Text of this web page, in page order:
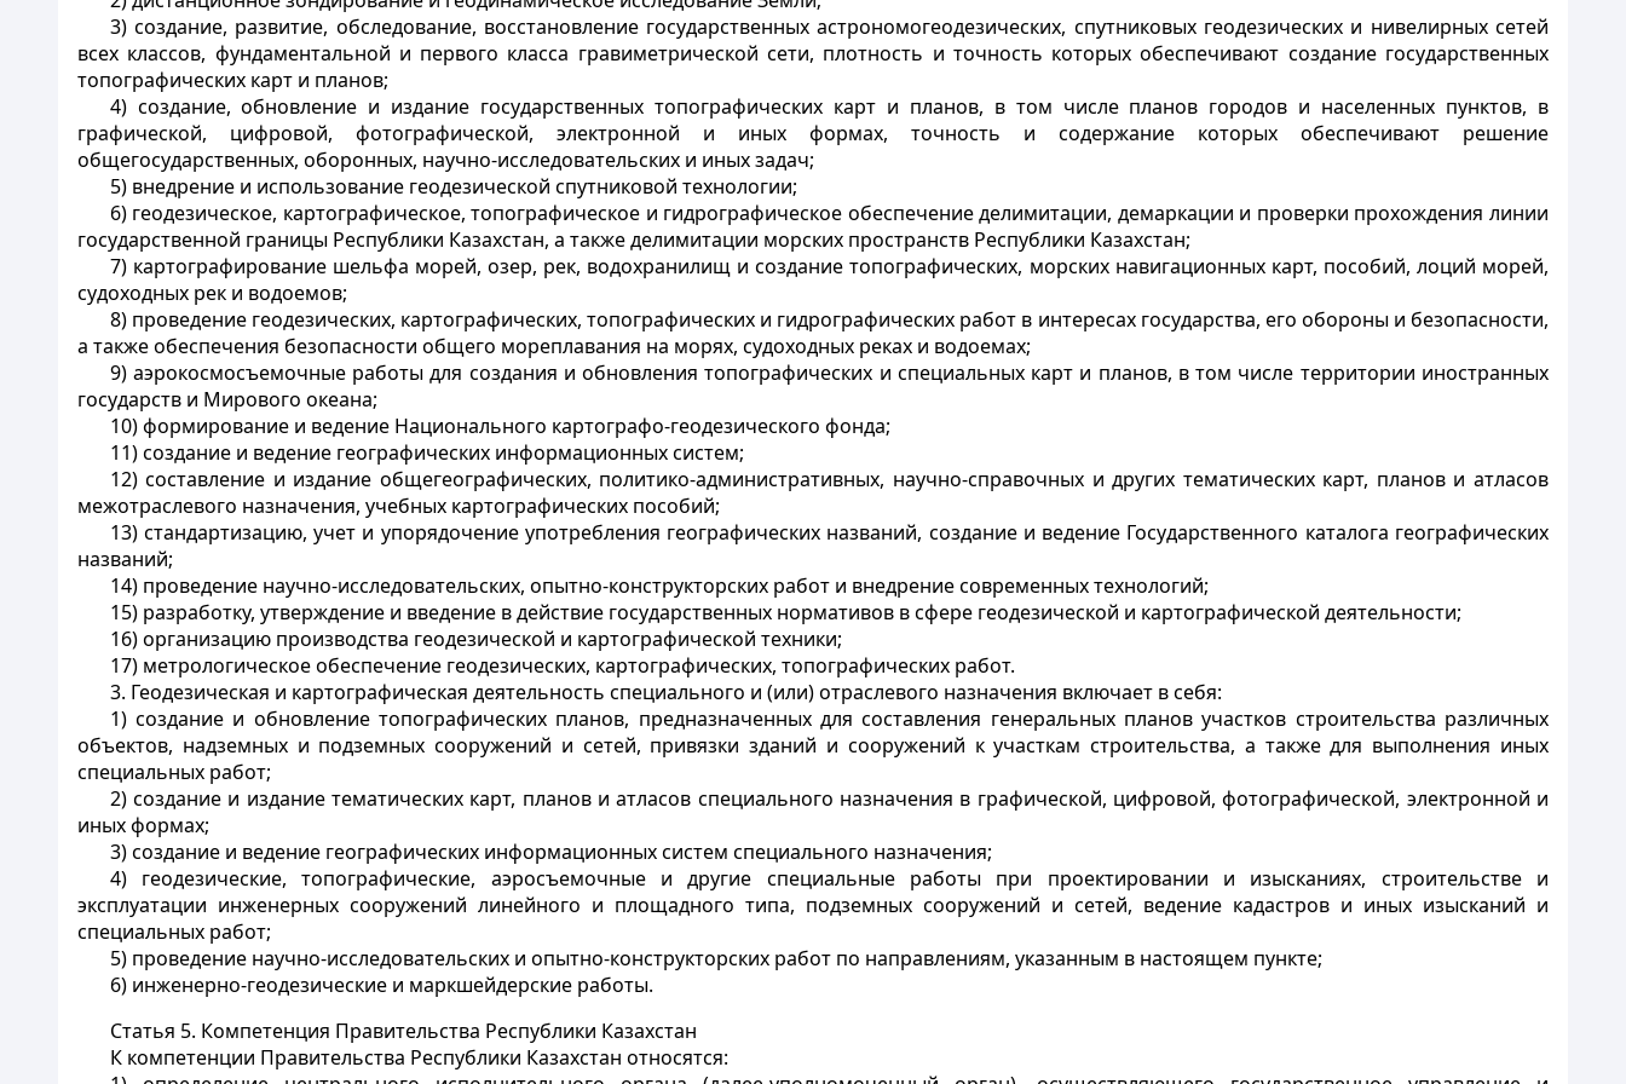
3) создание, развитие, обследование, восстановление государственных астрономогеодезических, спутниковых геодезических и нивелирных сетей
всех классов, фундаментальной и первого класса гравиметрической сети, плотность и точность которых обеспечивают создание государственных
топографических карт и планов;
4) создание, обновление и издание государственных топографических карт и планов, в том числе планов городов и населенных пунктов, в
графической, цифровой, фотографической, электронной и иных формах, точность и содержание которых обеспечивают решение
общегосударственных, оборонных, научно-исследовательских и иных задач;
5) внедрение и использование геодезической спутниковой технологии;
6) геодезическое, картографическое, топографическое и гидрографическое обеспечение делимитации, демаркации и проверки прохождения линии
государственной границы Республики Казахстан, а также делимитации морских пространств Республики Казахстан;
7) картографирование шельфа морей, озер, рек, водохранилищ и создание топографических, морских навигационных карт, пособий, лоций морей,
судоходных рек и водоемов;
8) проведение геодезических, картографических, топографических и гидрографических работ в интересах государства, его обороны и безопасности,
а также обеспечения безопасности общего мореплавания на морях, судоходных реках и водоемах;
9) аэрокосмосъемочные работы для создания и обновления топографических и специальных карт и планов, в том числе территории иностранных
государств и Мирового океана;
10) формирование и ведение Национального картографо-геодезического фонда;
11) создание и ведение географических информационных систем;
12) составление и издание общегеографических, политико-административных, научно-справочных и других тематических карт, планов и атласов
межотраслевого назначения, учебных картографических пособий;
13) стандартизацию, учет и упорядочение употребления географических названий, создание и ведение Государственного каталога географических
названий;
14) проведение научно-исследовательских, опытно-конструкторских работ и внедрение современных технологий;
15) разработку, утверждение и введение в действие государственных нормативов в сфере геодезической и картографической деятельности;
16) организацию производства геодезической и картографической техники;
17) метрологическое обеспечение геодезических, картографических, топографических работ.
3. Геодезическая и картографическая деятельность специального и (или) отраслевого назначения включает в себя:
1) создание и обновление топографических планов, предназначенных для составления генеральных планов участков строительства различных
объектов, надземных и подземных сооружений и сетей, привязки зданий и сооружений к участкам строительства, а также для выполнения иных
специальных работ;
2) создание и издание тематических карт, планов и атласов специального назначения в графической, цифровой, фотографической, электронной и
иных формах;
3) создание и ведение географических информационных систем специального назначения;
4) геодезические, топографические, аэросъемочные и другие специальные работы при проектировании и изысканиях, строительстве и
эксплуатации инженерных сооружений линейного и площадного типа, подземных сооружений и сетей, ведение кадастров и иных изысканий и
специальных работ;
5) проведение научно-исследовательских и опытно-конструкторских работ по направлениям, указанным в настоящем пункте;
6) инженерно-геодезические и маркшейдерские работы.
Статья 5. Компетенция Правительства Республики Казахстан
К компетенции Правительства Республики Казахстан относятся: